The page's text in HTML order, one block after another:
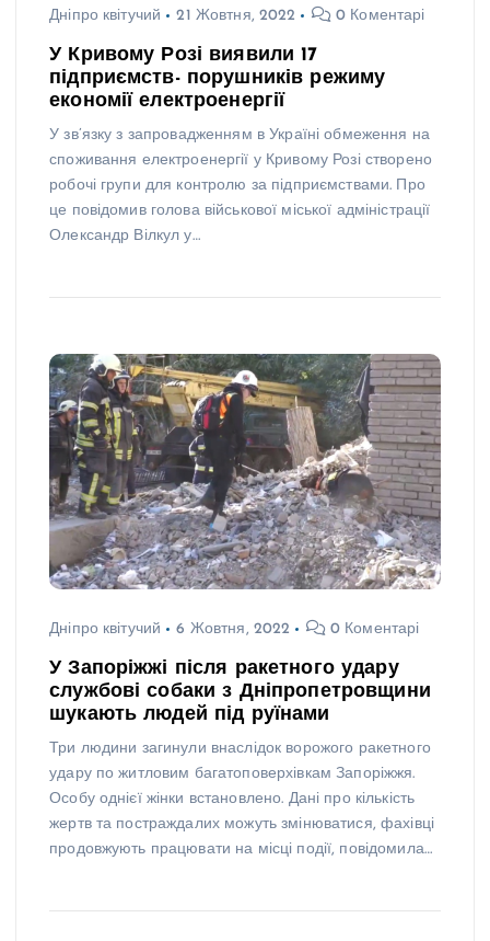
Дніпро квітучий 21 Жовтня, 2022 0 Коментарі
У Кривому Розі виявили 17
підприємств- порушників режиму
економії електроенергії
У зв’язку з запровадженням в Україні обмеження на
споживання електроенергії у Кривому Розі створено
робочі групи для контролю за підприємствами. Про
це повідомив голова військової міської адміністрації
Олександр Вілкул у…
Дніпро квітучий 6 Жовтня, 2022 0 Коментарі
У Запоріжжі після ракетного удару
службові собаки з Дніпропетровщини
шукають людей під руїнами
Три людини загинули внаслідок ворожого ракетного
удару по житловим багатоповерхівкам Запоріжжя.
Особу однієї жінки встановлено. Дані про кількість
жертв та постраждалих можуть змінюватися, фахівці
продовжують працювати на місці події, повідомила…